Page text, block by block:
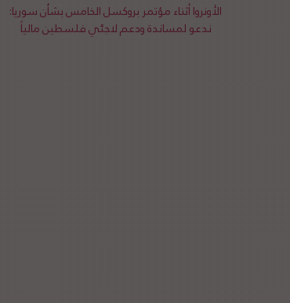
الأونروا أثناء مؤتمر بروكسل الخامس بشأن سوريا:
ندعو لمساندة ودعم لاجئي فلسطين مالياً